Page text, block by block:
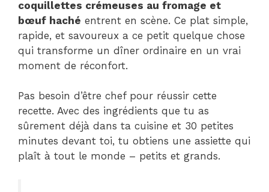
coquillettes crémeuses au fromage et
bœuf haché entrent en scène. Ce plat simple,
rapide, et savoureux a ce petit quelque chose
qui transforme un dîner ordinaire en un vrai
moment de réconfort.
Pas besoin d’être chef pour réussir cette
recette. Avec des ingrédients que tu as
sûrement déjà dans ta cuisine et 30 petites
minutes devant toi, tu obtiens une assiette qui
plaît à tout le monde – petits et grands.